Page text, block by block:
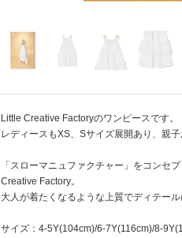
Little Creative Factoryのワンピースです。
レディースもXS、Sサイズ展開あり、親子
「スローマニュファクチャー」をコンセ
Creative Factory。
大人が着たくなるような上質でディテー
サイズ：4-5Y(104cm)/6-7Y(116cm)/8-